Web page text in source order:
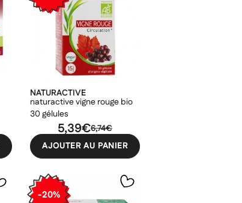
NATURACTIVE
naturactive vigne rouge bio
30 gélules
6,74€
5,39€
AJOUTER AU PANIER
-20%